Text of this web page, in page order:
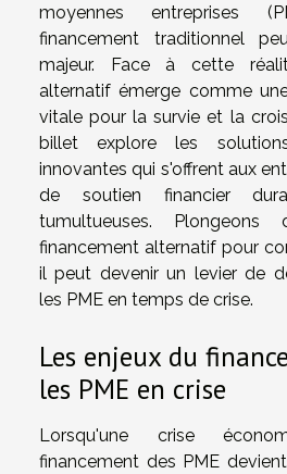
moyennes entreprises
financement traditionnel
majeur. Face à cette
alternatif émerge comme
vitale pour la survie et la
billet explore les
innovantes qui s'offrent aux
de soutien financier
tumultueuses.
financement alternatif pour
il peut devenir un levier de
les PME en temps de crise.
Les enjeux du
les PME en crise
Lorsqu'une crise
financement des PME